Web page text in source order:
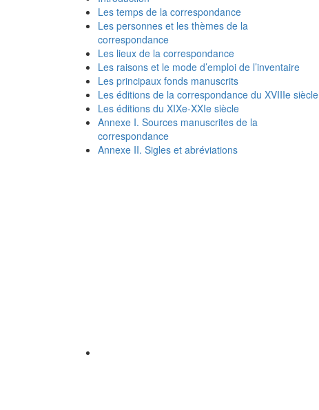
Les temps de la correspondance
Les personnes et les thèmes de la
correspondance
Les lieux de la correspondance
Les raisons et le mode d’emploi de l’inventaire
Les principaux fonds manuscrits
Les éditions de la correspondance du XVIIIe siècle
Les éditions du XIXe-XXIe siècle
Annexe I. Sources manuscrites de la
correspondance
Annexe II. Sigles et abréviations